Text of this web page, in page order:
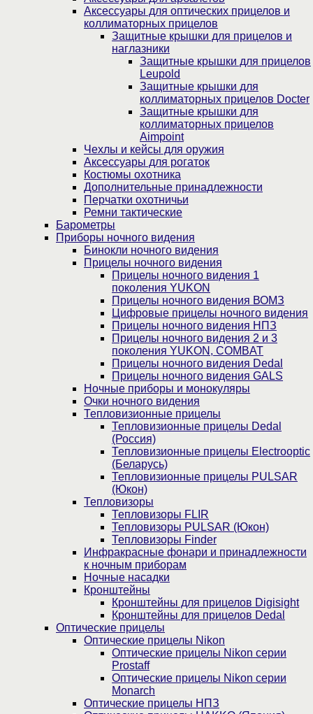
Аксессуары для оптических прицелов и
коллиматорных прицелов
Защитные крышки для прицелов и
наглазники
Защитные крышки для прицелов
Leupold
Защитные крышки для
коллиматорных прицелов Docter
Защитные крышки для
коллиматорных прицелов
Aimpoint
Чехлы и кейсы для оружия
Аксессуары для рогаток
Костюмы охотника
Дополнительные принадлежности
Перчатки охотничьи
Ремни тактические
Барометры
Приборы ночного видения
Бинокли ночного видения
Прицелы ночного видения
Прицелы ночного видения 1
поколения YUKON
Прицелы ночного видения ВОМЗ
Цифровые прицелы ночного видения
Прицелы ночного видения НПЗ
Прицелы ночного видения 2 и 3
поколения YUKON, COMBAT
Прицелы ночного видения Dedal
Прицелы ночного видения GALS
Ночные приборы и монокуляры
Очки ночного видения
Тепловизионные прицелы
Тепловизионные прицелы Dedal
(Россия)
Тепловизионные прицелы Electrooptic
(Беларусь)
Тепловизионные прицелы PULSAR
(Юкон)
Тепловизоры
Тепловизоры FLIR
Тепловизоры PULSAR (Юкон)
Тепловизоры Finder
Инфракрасные фонари и принадлежности
к ночным приборам
Ночные насадки
Кронштейны
Кронштейны для прицелов Digisight
Кронштейны для прицелов Dedal
Оптические прицелы
Оптические прицелы Nikon
Оптические прицелы Nikon серии
Prostaff
Оптические прицелы Nikon серии
Monarch
Оптические прицелы НПЗ